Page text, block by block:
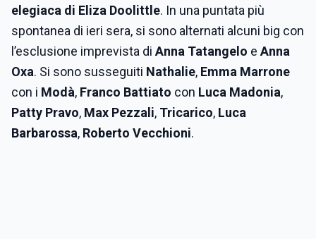
elegiaca di Eliza Doolittle. In una puntata più
spontanea di ieri sera, si sono alternati alcuni big con
l’esclusione imprevista di Anna Tatangelo e Anna
Oxa. Si sono susseguiti Nathalie, Emma Marrone
con i Modà, Franco Battiato con Luca Madonia,
Patty Pravo, Max Pezzali, Tricarico, Luca
Barbarossa, Roberto Vecchioni.